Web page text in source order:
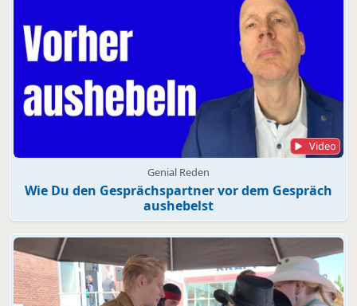
Video
Genial Reden
Wie Du den Gesprächspartner vor dem Gespräch
aushebelst